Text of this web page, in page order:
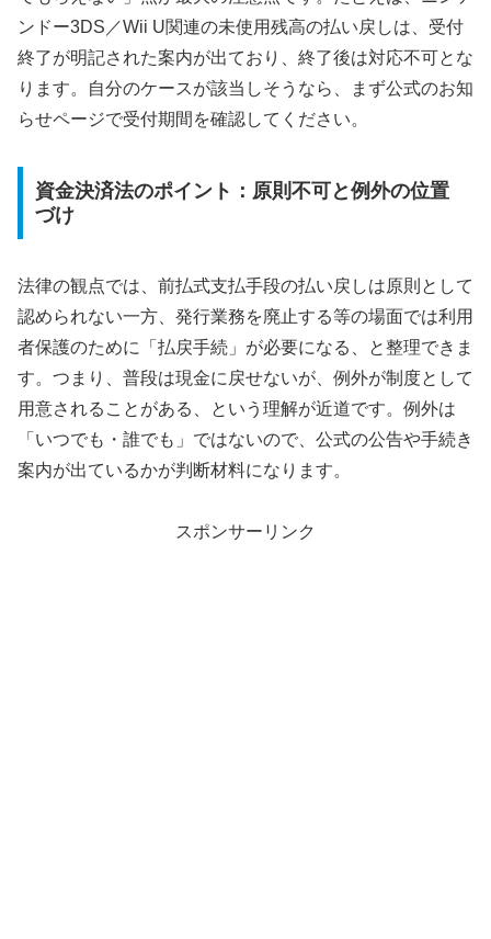
ンドー3DS／Wii U関連の未使用残高の払い戻しは、受付
終了が明記された案内が出ており、終了後は対応不可とな
ります。自分のケースが該当しそうなら、まず公式のお知
らせページで受付期間を確認してください。
資金決済法のポイント：原則不可と例外の位置
づけ
法律の観点では、前払式支払手段の払い戻しは原則として
認められない一方、発行業務を廃止する等の場面では利用
者保護のために「払戻手続」が必要になる、と整理できま
す。つまり、普段は現金に戻せないが、例外が制度として
用意されることがある、という理解が近道です。例外は
「いつでも・誰でも」ではないので、公式の公告や手続き
案内が出ているかが判断材料になります。
スポンサーリンク